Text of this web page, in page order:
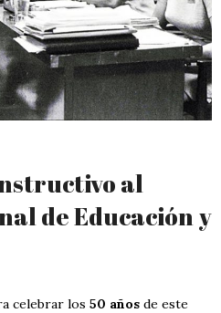
al
de Educación y
celebrar los 50 años de este